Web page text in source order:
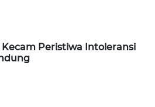
Kecam Peristiwa Intoleransi